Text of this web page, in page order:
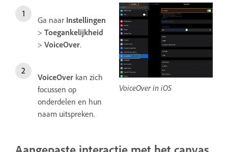
Ga naar Instellingen
> Toegankelijkheid
> VoiceOver.
VoiceOver kan zich
focussen op
onderdelen en hun
naam uitspreken.
VoiceOver in iOS